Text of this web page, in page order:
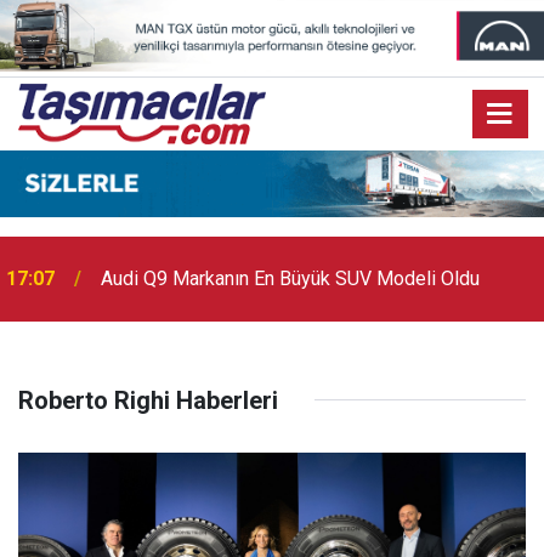
17:07 Audi Q9 Markanın En Büyük SUV Modeli Oldu
Roberto Righi Haberleri